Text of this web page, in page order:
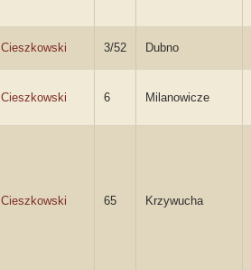
Cieszkowski 3/52 Dubno
Cieszkowski 6 Milanowicze
Cieszkowski 65 Krzywucha